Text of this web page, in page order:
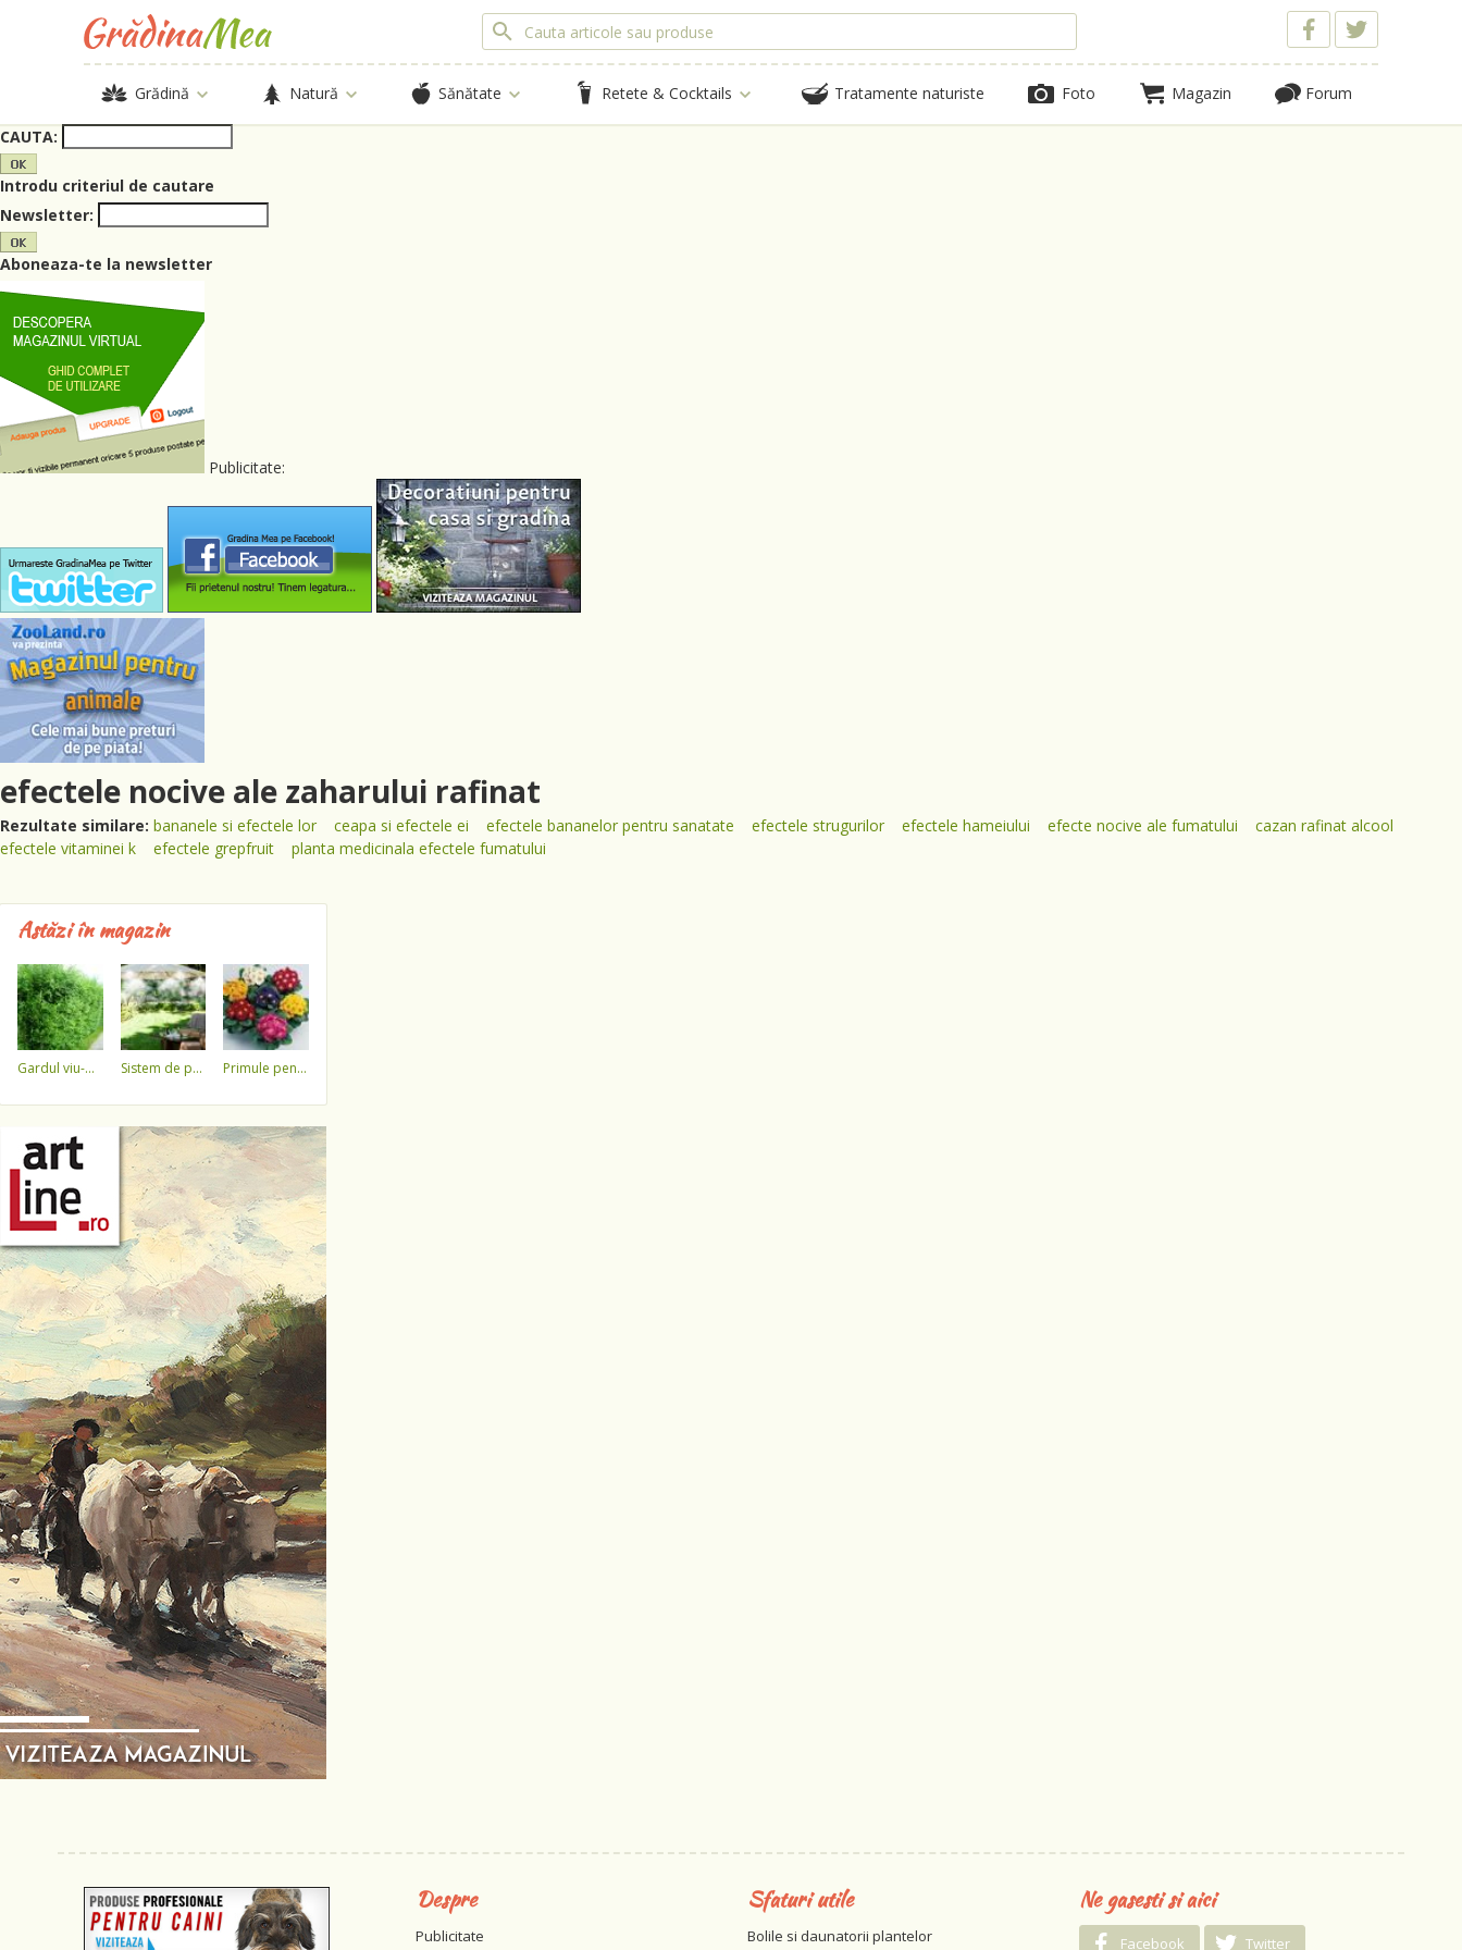
Grădină Natură Sănătate Retete & Cocktails Tratamente naturiste Foto Magazin Forum
CAUTA:
Introdu criteriul de cautare
Newsletter:
Aboneaza-te la newsletter
Publicitate:
efectele nocive ale zaharului rafinat
Rezultate similare: bananele si efectele lor ceapa si efectele ei efectele bananelor pentru sanatate efectele strugurilor efectele hameiului efecte nocive ale fumatului
cazan rafinat alcool
efectele vitaminei k
efectele grepfruit planta medicinala efectele fumatului
Astăzi în magazin
gardul viu-minune! sistem de pulverizare a apei primule pentru 1 martie 3,5 lei / ghiveci !!!!
Despre
Publicitate
Sfaturi utile
Bolile si daunatorii plantelor
Ne gasesti si aici
Facebook Twitter